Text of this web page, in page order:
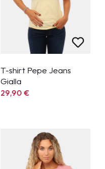
T-shirt Pepe Jeans
Gialla
29,90€